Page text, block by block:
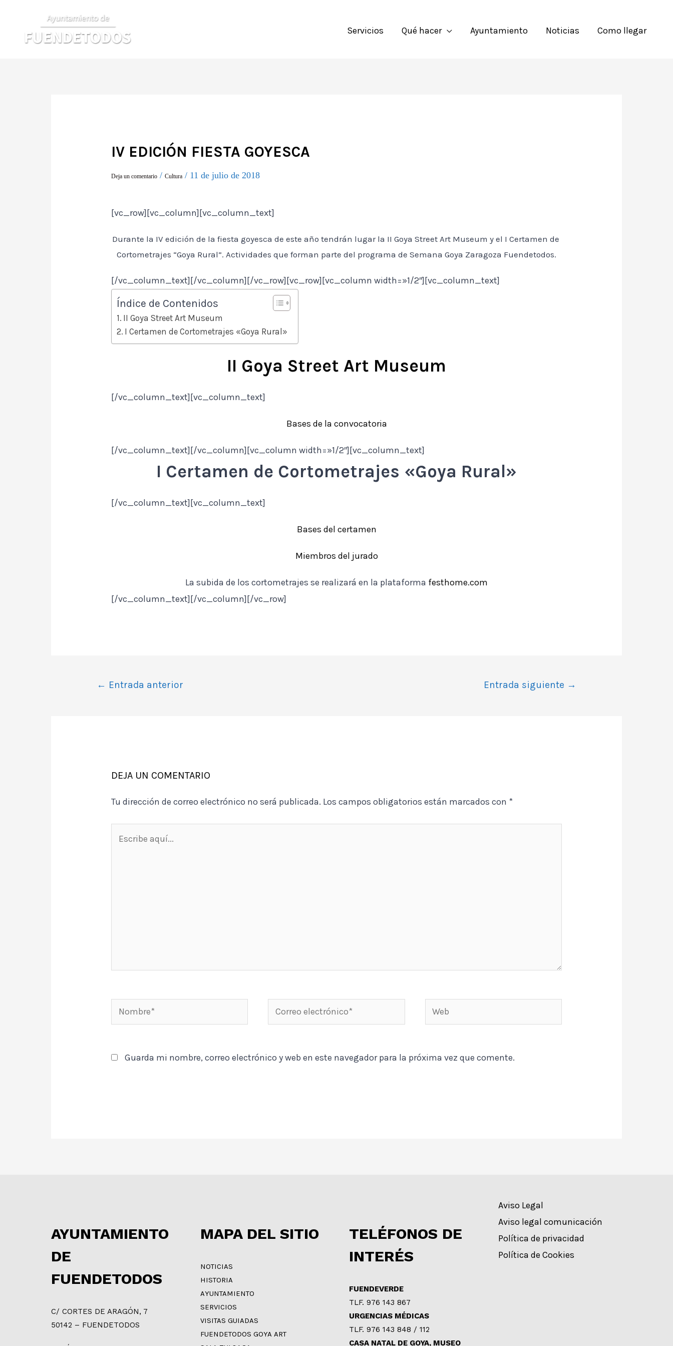
contenido
Servicios Qué hacer Ayuntamiento Noticias Como llegar
IV EDICIÓN FIESTA GOYESCA
Deja un comentario /Cultura / 11 de julio de 2018
[vc_row][vc_column][vc_column_text]
Durante la IV edición de la fiesta goyesca de este año tendrán lugar la II Goya Street Art Museum y el I Certamen de
Cortometrajes “Goya Rural”. Actividades que forman parte del programa de Semana Goya Zaragoza Fuendetodos.
[/vc_column_text][/vc_column][/vc_row][vc_row][vc_column width=»1/2″][vc_column_text]
Índice de Contenidos
II Goya Street Art Museum
I Certamen de Cortometrajes «Goya Rural»
II Goya Street Art Museum
[/vc_column_text][vc_column_text]
Bases de la convocatoria
[/vc_column_text][/vc_column][vc_column width=»1/2″][vc_column_text]
I Certamen de Cortometrajes «Goya Rural»
[/vc_column_text][vc_column_text]
Bases del certamen
Miembros del jurado
La subida de los cortometrajes se realizará en la plataforma festhome.com
[/vc_column_text][/vc_column][/vc_row]
Navegación
← Entrada anterior Entrada siguiente →
DEJA UN COMENTARIO
Tu dirección de correo electrónico no será publicada. Los campos obligatorios están marcados con *
Nombre*
Correo
electrónico*
Web
Guarda mi nombre, correo electrónico y web en este navegador para la próxima vez que comente.
AYUNTAMIENTO
DE
FUENDETODOS
C/ CORTES DE ARAGÓN, 7
50142 – FUENDETODOS
MAPA DEL SITIO
NOTICIAS
HISTORIA
AYUNTAMIENTO
SERVICIOS
VISITAS GUIADAS
FUENDETODOS GOYA ART
TELÉFONOS DE
INTERÉS
FUENDEVERDE
TLF. 976 143 867
URGENCIAS MÉDICAS
TLF. 976 143 848 / 112
CASA NATAL DE GOYA, MUSEO
Aviso Legal
Aviso legal comunicación
Política de privacidad
Política de Cookies